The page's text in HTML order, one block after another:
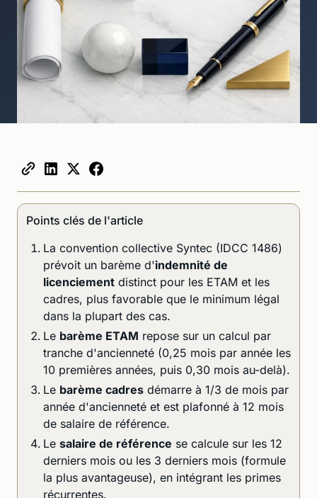
Points clés de l'article
La convention collective Syntec (IDCC 1486)
prévoit un barème d'indemnité de
licenciement distinct pour les ETAM et les
cadres, plus favorable que le minimum légal
dans la plupart des cas.
Le barème ETAM repose sur un calcul par
tranche d'ancienneté (0,25 mois par année les
10 premières années, puis 0,30 mois au-delà).
Le barème cadres démarre à 1/3 de mois par
année d'ancienneté et est plafonné à 12 mois
de salaire de référence.
Le salaire de référence se calcule sur les 12
derniers mois ou les 3 derniers mois (formule
la plus avantageuse), en intégrant les primes
récurrentes.